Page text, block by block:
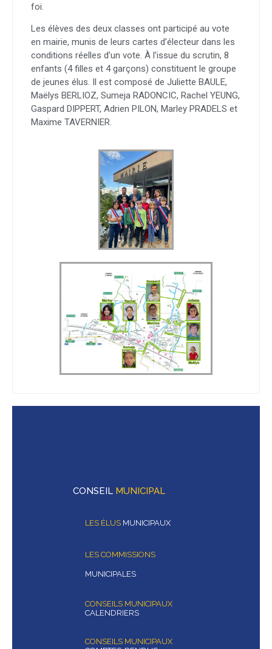
foi.
Les élèves des deux classes ont participé au vote
en mairie, munis de leurs cartes d’électeur dans les
conditions réelles d’un vote. À l’issue du scrutin, 8
enfants (4 filles et 4 garçons) constituent le groupe
de jeunes élus. Il est composé de Juliette BAULE,
Maëlys BERLIOZ, Sumeja RADONCIC, Rachel YEUNG,
Gaspard DIPPERT, Adrien PILON, Marley PRADELS et
Maxime TAVERNIER.
CONSEIL MUNICIPAL
LES ÉLUS MUNICIPAUX
LES COMMISSIONS
MUNICIPALES
CONSEILS MUNICIPAUX
CALENDRIERS
CONSEILS MUNICIPAUX